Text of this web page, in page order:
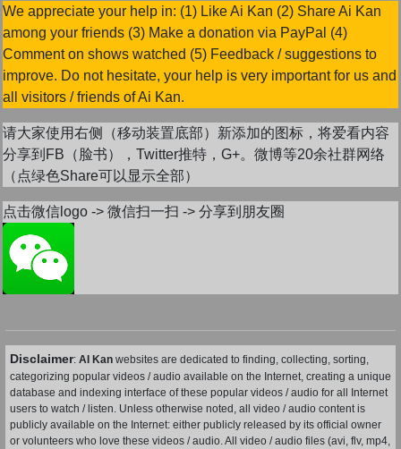
We appreciate your help in: (1) Like Ai Kan (2) Share Ai Kan
among your friends (3) Make a donation via PayPal (4)
Comment on shows watched (5) Feedback / suggestions to
improve. Do not hesitate, your help is very important for us and
all visitors / friends of Ai Kan.
请大家使用右侧（移动装置底部）新添加的图标，将爱看内容
分享到FB（脸书），Twitter推特，G+。微博等20余社群网络
（点绿色Share可以显示全部）
点击微信logo -> 微信扫一扫 -> 分享到朋友圈
Disclaimer: AI Kan websites are dedicated to finding, collecting, sorting,
categorizing popular videos / audio available on the Internet, creating a unique
database and indexing interface of these popular videos / audio for all Internet
users to watch / listen. Unless otherwise noted, all video / audio content is
publicly available on the Internet: either publicly released by its official owner
or volunteers who love these videos / audio. All video / audio files (avi, flv, mp4,